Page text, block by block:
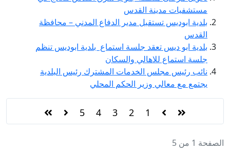
مستشفيات مدينة القدس
بلدية ابوديس تستقبل مدير الدفاع المدني – محافظة
القدس
بلدية ابو ديس تعقد جلسة استماع ‎ بلدية ابوديس تنظم
جلسة استماع للاهالي والسكان
نائب رئيس مجلس الخدمات المشترك رئيس البلدية
يجتمع مع معالي وزير الحكم المحلي
1
2
3
4
5
الصفحة 1 من 5